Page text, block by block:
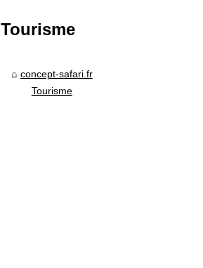
Tourisme
concept-safari.fr
Tourisme